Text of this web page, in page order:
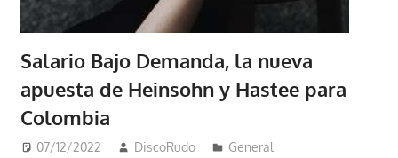
Salario Bajo Demanda, la nueva
apuesta de Heinsohn y Hastee para
Colombia
07/12/2022 DiscoRudo General